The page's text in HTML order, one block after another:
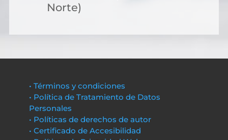
Norte)
• Términos y condiciones
• Política de Tratamiento de Datos
Personales
• Políticas de derechos de autor
• Certificado de Accesibilidad